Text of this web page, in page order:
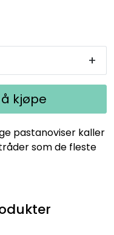
+
kjøpe
pastanoviser kaller
som de fleste